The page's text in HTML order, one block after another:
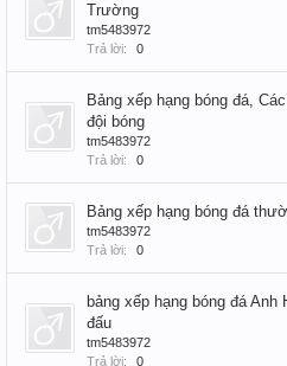
Trường
tm5483972
Trả lời:
0
Bảng xếp hạng bóng đá,
đội bóng
tm5483972
Trả lời:
0
Bảng xếp hạng bóng đá
tm5483972
Trả lời:
0
bảng xếp hạng bóng đá
đấu
tm5483972
Trả lời:
0